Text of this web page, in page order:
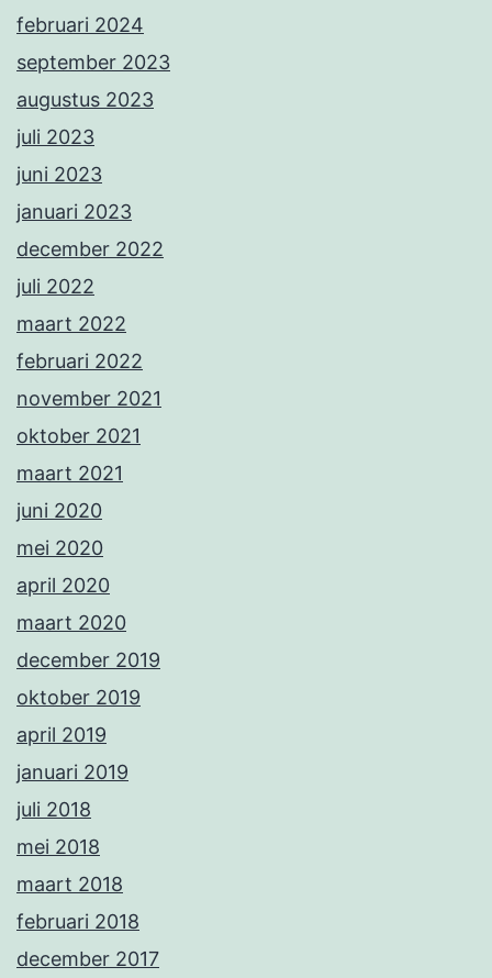
februari 2024
september 2023
augustus 2023
juli 2023
juni 2023
januari 2023
december 2022
juli 2022
maart 2022
februari 2022
november 2021
oktober 2021
maart 2021
juni 2020
mei 2020
april 2020
maart 2020
december 2019
oktober 2019
april 2019
januari 2019
juli 2018
mei 2018
maart 2018
februari 2018
december 2017